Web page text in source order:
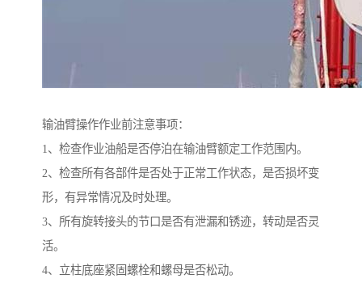
输油臂操作作业前注意事项：
1、检查作业油船是否停泊在输油臂额定工作范围内。
2、检查所有各部件是否处于正常工作状态，是否损坏变
形，有异常情况及时处理。
3、所有旋转接头的节口是否有泄漏和锈迹，转动是否灵
活。
4、立柱底座紧固螺栓和螺母是否松动。